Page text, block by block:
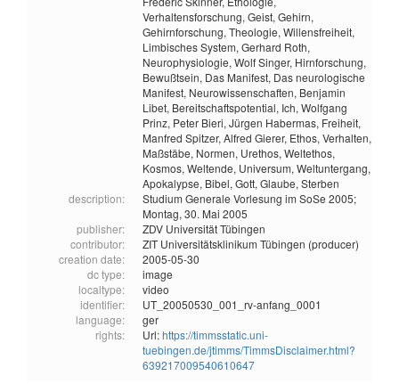
Verhaltensforschung, Geist, Gehirn,
Gehirnforschung, Theologie, Willensfreiheit,
Limbisches System, Gerhard Roth,
Neurophysiologie, Wolf Singer, Hirnforschung,
Bewußtsein, Das Manifest, Das neurologische
Manifest, Neurowissenschaften, Benjamin
Libet, Bereitschaftspotential, Ich, Wolfgang
Prinz, Peter Bieri, Jürgen Habermas, Freiheit,
Manfred Spitzer, Alfred Gierer, Ethos, Verhalten,
Maßstäbe, Normen, Urethos, Weltethos,
Kosmos, Weltende, Universum, Weltuntergang,
Apokalypse, Bibel, Gott, Glaube, Sterben
description:
Studium Generale Vorlesung im SoSe 2005;
Montag, 30. Mai 2005
publisher:
ZDV Universität Tübingen
contributor:
ZIT Universitätsklinikum Tübingen (producer)
creation date:
2005-05-30
dc type:
image
localtype:
video
identifier:
UT_20050530_001_rv-anfang_0001
language:
ger
rights:
Url:https://timmsstatic.uni-
tuebingen.de/jtimms/TimmsDisclaimer.html?
639217009540610647